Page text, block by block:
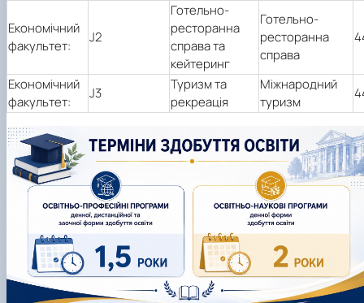
Економічний
факультет:
J2
Готельно-
ресторанна
справа та
кейтеринг
Готельно-
ресторанна
справа
Економічний
факультет:
J3
Туризм та
рекреація
Міжнародний
туризм